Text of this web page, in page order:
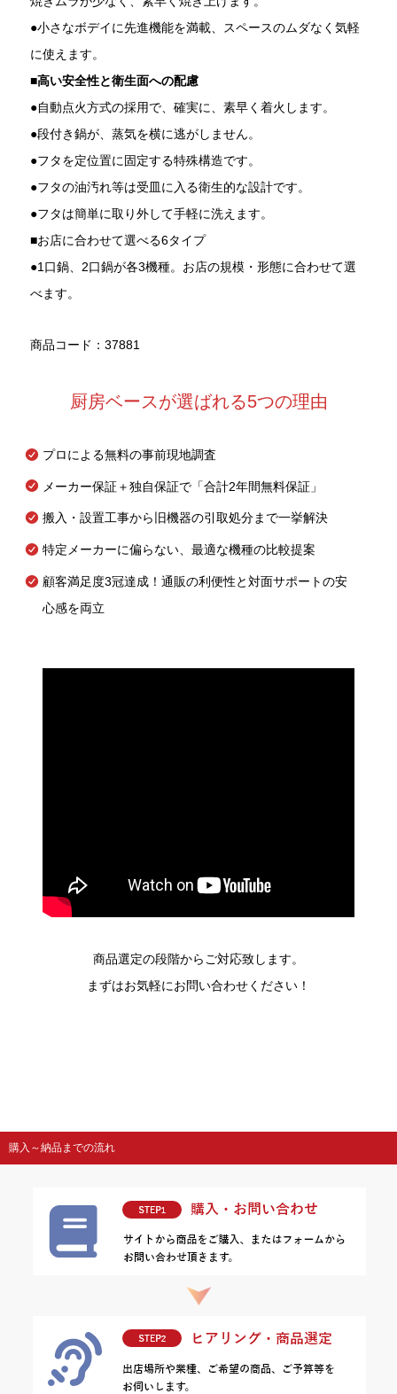
●小さなボデイに先進機能を満載、スペースのムダなく気軽
に使えます。
■高い安全性と衛生面への配慮
●自動点火方式の採用で、確実に、素早く着火します。
●段付き鍋が、蒸気を横に逃がしません。
●フタを定位置に固定する特殊構造です。
●フタの油汚れ等は受皿に入る衛生的な設計です。
●フタは簡単に取り外して手軽に洗えます。
■お店に合わせて選べる6タイプ
●1口鍋、2口鍋が各3機種。お店の規模・形態に合わせて選
べます。
商品コード：37881
厨房ベースが選ばれる5つの理由
プロによる無料の事前現地調査
メーカー保証＋独自保証で「合計2年間無料保証」
搬入・設置工事から旧機器の引取処分まで一挙解決
特定メーカーに偏らない、最適な機種の比較提案
顧客満足度3冠達成！通販の利便性と対面サポートの安
心感を両立
商品選定の段階からご対応致します。
まずはお気軽にお問い合わせください！
購入～納品までの流れ